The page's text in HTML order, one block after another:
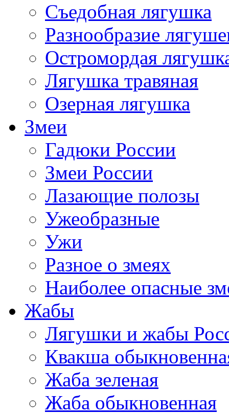
Съедобная лягушка
Разнообразие
Остромордая
Лягушка травяная
Озерная лягушка
Змеи
Гадюки России
Змеи России
Лазающие полозы
Ужеобразные
Ужи
Разное о змеях
Наиболее опасные
Жабы
Лягушки и жабы
Квакша
Жаба зеленая
Жаба обыкновенная